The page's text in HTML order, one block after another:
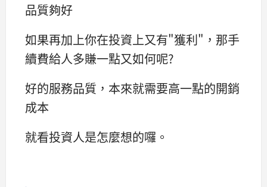
品質夠好
如果再加上你在投資上又有"獲利"，那手
續費給人多賺一點又如何呢?
好的服務品質，本來就需要高一點的開銷
成本
就看投資人是怎麼想的囉。